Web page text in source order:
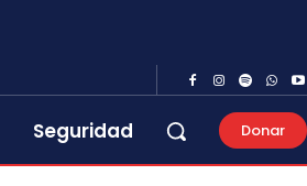
Seguridad Donar